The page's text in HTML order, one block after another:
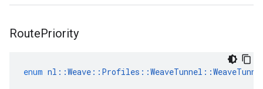
RoutePriority
enum nl ::Weave :: Profiles ::WeaveTunnel ::